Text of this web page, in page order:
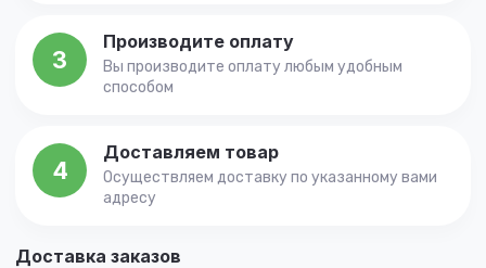
3
Производите оплату
Вы производите оплату любым удобным
способом
4
Доставляем товар
Осуществляем доставку по указанному вами
адресу
Доставка заказов